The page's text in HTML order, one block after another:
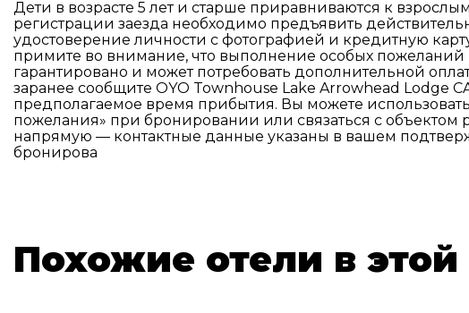
Дети в возрасте 5 лет и старше приравниваются к
регистрации заезда необходимо предъявить
удостоверение личности с фотографией и кредитную
примите во внимание, что выполнение особых пожеланий
гарантировано и может потребовать дополнительной
заранее сообщите OYO Townhouse Lake Arrowhead Lodge
предполагаемое время прибытия. Вы можете
пожелания» при бронировании или связаться с объектом
напрямую — контактные данные указаны в вашем
бронирова
Похожие отели в этой